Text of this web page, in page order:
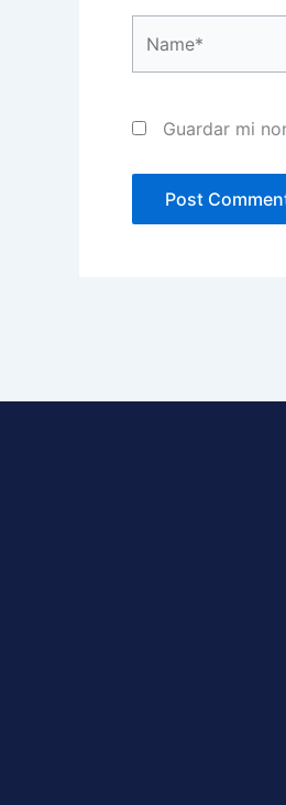
Guardar mi